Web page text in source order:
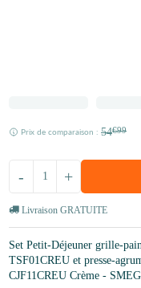
Prix de comparaison : 54€99
+
-
Livraison GRATUITE
Set Petit-Déjeuner grille-
TSF01CREU et presse-
CJF11CREU Crème - SMEG